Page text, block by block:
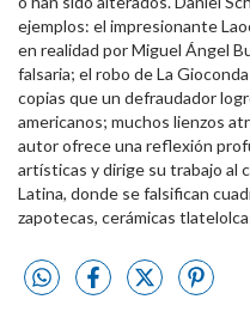
ejemplos: el impresionante
en realidad por Miguel Ángel
falsaria; el robo de La
copias que un defraudador
americanos; muchos lienzos
autor ofrece una reflexión
artísticas y dirige su trabajo al
Latina, donde se falsifican
zapotecas, cerámicas